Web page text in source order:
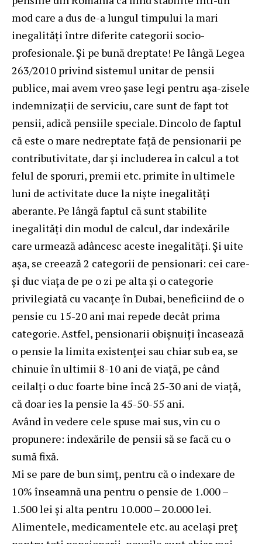
mod care a dus de-a lungul timpului la mari
inegalități între diferite categorii socio-
profesionale. Și pe bună dreptate! Pe lângă Legea
263/2010 privind sistemul unitar de pensii
publice, mai avem vreo șase legi pentru așa-zisele
indemnizații de serviciu, care sunt de fapt tot
pensii, adică pensiile speciale. Dincolo de faptul
că este o mare nedreptate față de pensionarii pe
contributivitate, dar și includerea în calcul a tot
felul de sporuri, premii etc. primite în ultimele
luni de activitate duce la niște inegalități
aberante. Pe lângă faptul că sunt stabilite
inegalități din modul de calcul, dar indexările
care urmează adâncesc aceste inegalități. Și uite
așa, se creează 2 categorii de pensionari: cei care-
și duc viața de pe o zi pe alta și o categorie
privilegiată cu vacanțe în Dubai, beneficiind de o
pensie cu 15-20 ani mai repede decât prima
categorie. Astfel, pensionarii obișnuiți încasează
o pensie la limita existenței sau chiar sub ea, se
chinuie în ultimii 8-10 ani de viață, pe când
ceilalți o duc foarte bine încă 25-30 ani de viață,
că doar ies la pensie la 45-50-55 ani.
Având în vedere cele spuse mai sus, vin cu o
propunere: indexările de pensii să se facă cu o
sumă fixă.
Mi se pare de bun simț, pentru că o indexare de
10% înseamnă una pentru o pensie de 1.000 –
1.500 lei și alta pentru 10.000 – 20.000 lei.
Alimentele, medicamentele etc. au același preț